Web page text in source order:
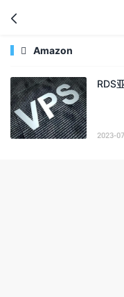

 Amazon
RDS
2023-